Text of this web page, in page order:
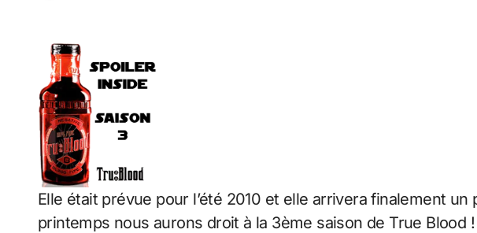
Elle était prévue pour l’été 2010 et elle arrivera finalement
printemps nous aurons droit à la 3ème saison de True Blood !